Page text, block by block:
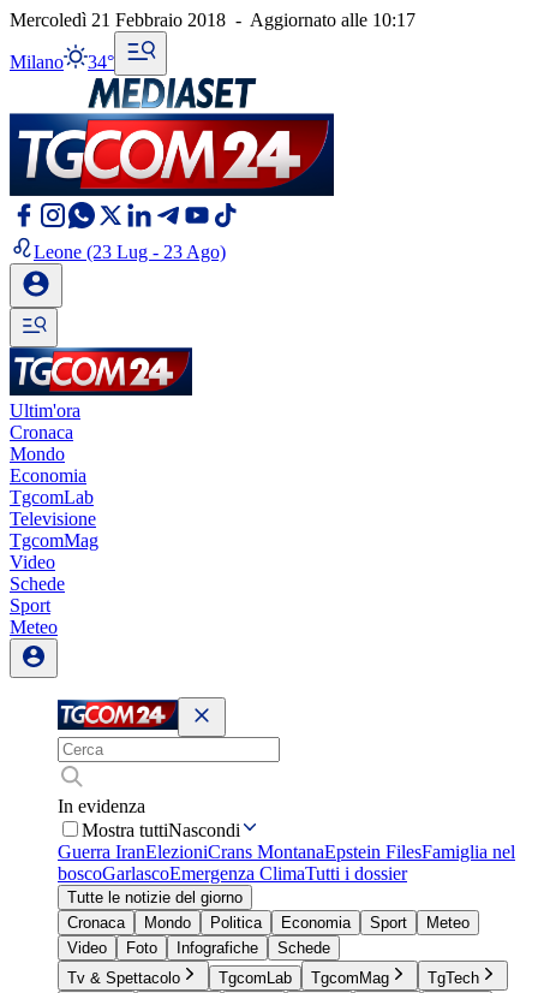
Mercoledì 21 Febbraio 2018 - Aggiornato alle 10:17
Milano 34°
Leone (23 Lug - 23 Ago)
Ultim'ora
Cronaca
Mondo
Economia
TgcomLab
Televisione
TgcomMag
Video
Schede
Sport
Meteo
In evidenza
Mostra tuttiNascondi
Guerra IranElezioniCrans MontanaEpstein FilesFamiglia nel
boscoGarlascoEmergenza ClimaTutti i dossier
Tutte le notizie del giorno
Cronaca
Mondo Politica Economia Sport
Meteo
Video
Foto Infografiche
Schede
Tv & Spettacolo
TgcomLab TgcomMag
TgTech